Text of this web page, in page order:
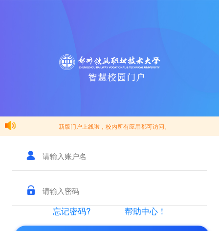
新版门户上线啦，校内所有应用都可访问。
忘记密码? 帮助中心！